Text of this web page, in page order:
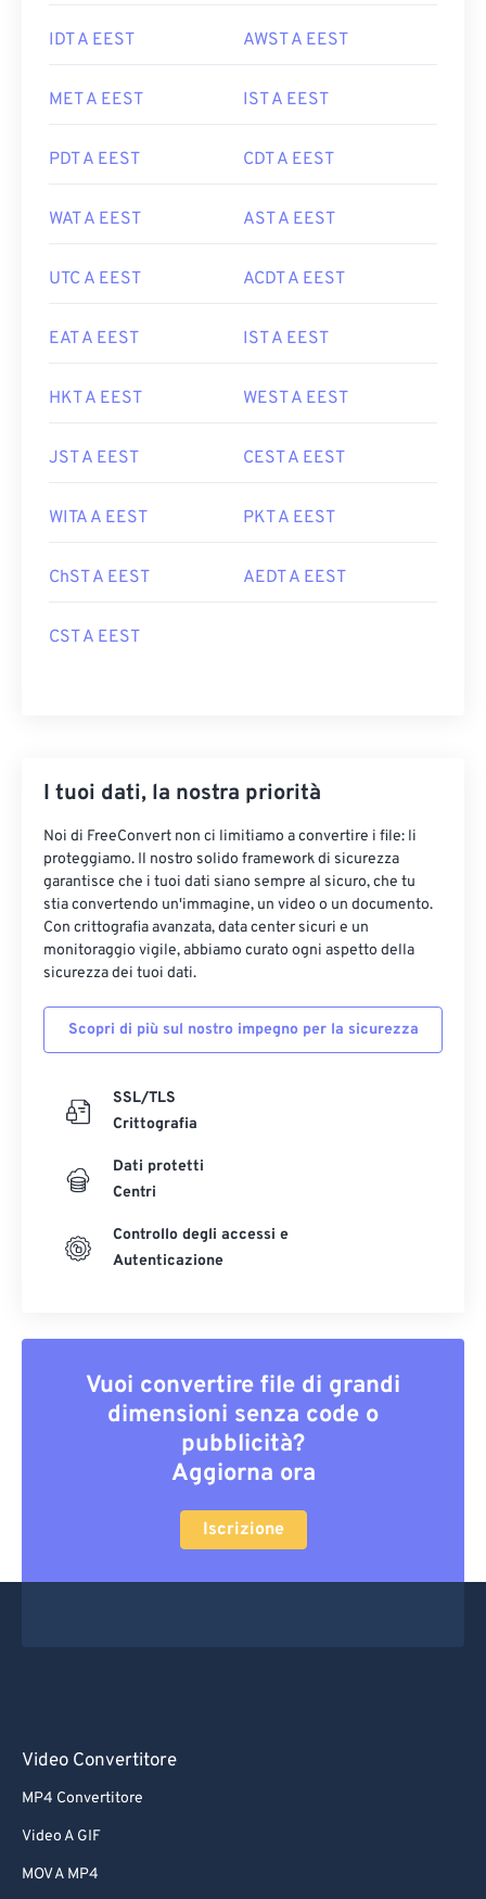
IDT A EEST AWST A EEST
MET A EEST IST A EEST
PDT A EEST CDT A EEST
WAT A EEST AST A EEST
UTC A EEST ACDT A EEST
EAT A EEST IST A EEST
HKT A EEST WEST A EEST
JST A EEST CEST A EEST
WITA A EEST PKT A EEST
ChST A EEST AEDT A EEST
CST A EEST
I tuoi dati, la nostra priorità
Noi di FreeConvert non ci limitiamo a convertire i file: li
proteggiamo. Il nostro solido framework di sicurezza
garantisce che i tuoi dati siano sempre al sicuro, che tu
stia convertendo un'immagine, un video o un documento.
Con crittografia avanzata, data center sicuri e un
monitoraggio vigile, abbiamo curato ogni aspetto della
sicurezza dei tuoi dati.
Scopri di più sul nostro impegno per la sicurezza
SSL/TLS
Crittografia
Dati protetti
Centri
Controllo degli accessi e
Autenticazione
Vuoi convertire file di grandi
dimensioni senza code o
pubblicità?
Aggiorna ora
Iscrizione
Video Convertitore
MP4 Convertitore
Video A GIF
MOV A MP4